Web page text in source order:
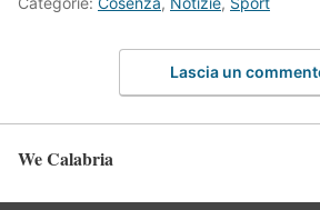
Lascia un
We Calabria